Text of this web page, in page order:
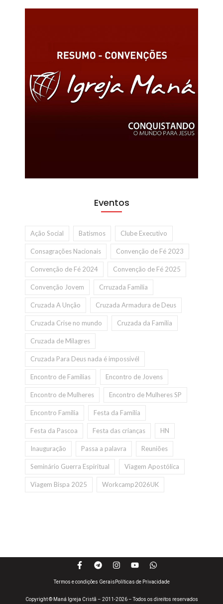
Eventos
Ação Social Batismos Clube Executivo
Consagrações Nacionais Convenção de Fé 2023
Convenção de Fé 2024 Convenção de Fé 2025
Convenção Jovem Crruzada Familia
Cruzada A Unção Cruzada Armadura de Deus
Cruzada Crise no mundo Cruzada da Familia
Cruzada de Milagres
Cruzada Para Deus nada é impossivél
Encontro de Familias Encontro de Jovens
Encontro de Mulheres Encontro de Mulheres SP
Encontro Familia Festa da Familia
Festa da Pascoa Festa das crianças HN
Inauguração Passa a palavra Reuniões
Seminário Guerra Espiritual Viagem Apostólica
Viagem Bispa 2025 Workcamp2026UK
Copyright © Maná Igreja Cristã – 2011-2026 – Todos os direitos reservados
Termos e condições Gerais Políticas de Privacidade